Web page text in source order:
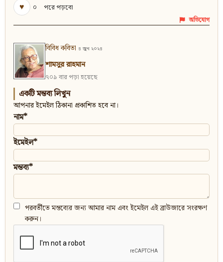
♥
০ পরে পড়বো
অভিযোগ
বিবিধ কবিতা ৪ জুন ২০২৪
শামসুর রাহমান
৭০৯ বার পড়া হয়েছে
একটি মন্তব্য লিখুন
আপনার ইমেইল ঠিকানা প্রকাশিত হবে না।
নাম*
ইমেইল*
মন্তব্য*
পরবর্তীতে মন্তব্যের জন্য আমার নাম এবং ইমেইল এই ব্রাউজারে সংরক্ষণ
করুন।